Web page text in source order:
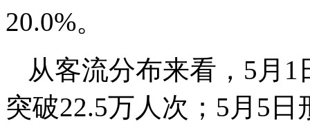
20.0%。
从客流分布来看，5月
突破22.5万人次；5月5